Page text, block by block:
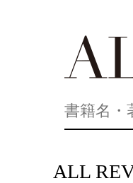
ALL